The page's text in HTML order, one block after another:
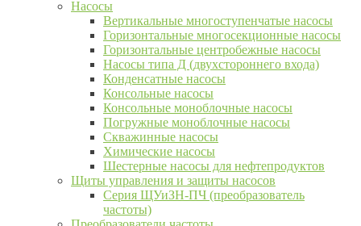
Насосы
Вертикальные многоступенчатые насосы
Горизонтальные многосекционные насосы
Горизонтальные центробежные насосы
Насосы типа Д (двухстороннего входа)
Конденсатные насосы
Консольные насосы
Консольные моноблочные насосы
Погружные моноблочные насосы
Скважинные насосы
Химические насосы
Шестерные насосы для нефтепродуктов
Щиты управления и защиты насосов
Серия ЩУиЗН-ПЧ (преобразователь
частоты)